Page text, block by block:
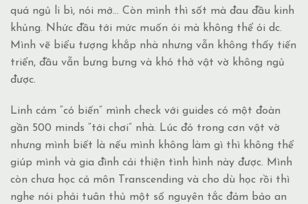
quá ngủ li bì, nói mớ… Còn mình thì sốt mà đau đầu kinh
khủng. Nhức đầu tới mức muốn ói mà không thể ói dc.
Mình vẽ biểu tượng khắp nhà nhưng vẫn không thấy tiến
triển, đầu vẫn bưng bưng và khó thở vật vờ không ngủ
được.
Linh cảm “có biến” mình check với guides có một đoàn
gần 500 minds “tới chơi” nhà. Lúc đó trong cơn vật vờ
nhưng mình biết là nếu mình không làm gì thì không thể
giúp mình và gia đình cải thiện tình hình này được. Mình
còn chưa học cả môn Transcending và cho dù học rồi thì
nghe nói phải tuân thủ một số nguyên tắc đảm bảo an